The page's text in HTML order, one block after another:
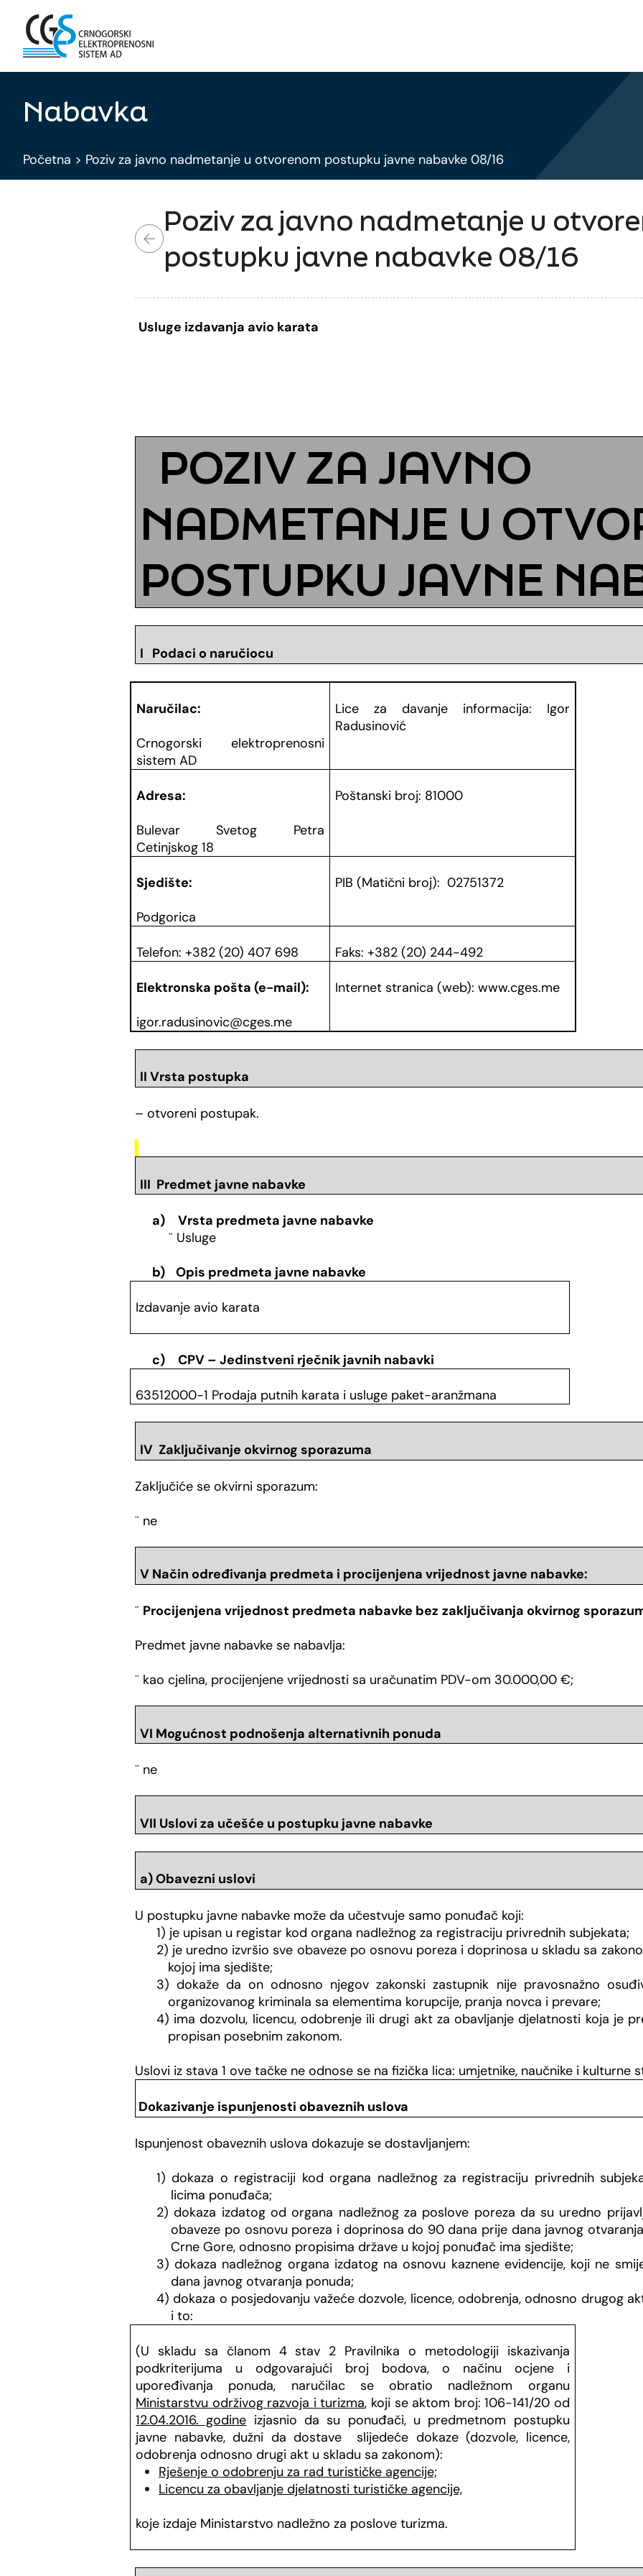
Nabavka
Početna > Poziv za javno nadmetanje u otvorenom postupku javne nabavke 08/16
Poziv za javno nadmetanje u
postupku javne nabavke 08/16
Usluge izdavanja avio karata
POZIVZA JAVNO
NADMETANJE U
POSTUPKU JAVNE
I Podaci o naručiocu
Naručilac:
Crnogorski elektroprenosni
sistem AD
Lice za davanje informacija: Igor
Radusinović
Adresa:
Bulevar Svetog Petra
Cetinjskog 18
Poštanski broj: 81000
Sjedište:
Podgorica
PIB (Matični broj):02751372
Telefon: +382 (20) 407 698 Faks:+382 (20) 244-492
Elektronska pošta (e-mail):
igor.radusinovic@cges.me
Internet stranica (web):www.cges.me
II Vrsta postupka
– otvoreni postupak.
III Predmet javne nabavke
a)
Vrsta predmeta javne nabavke
¨ Usluge
b)
Opis predmeta javne nabavke
Izdavanje avio karata
c) CPV – Jedinstveni rječnik javnih nabavki
63512000-1 Prodaja putnih karata i usluge paket-aranžmana
IV Zaključivanje okvirnog sporazuma
Zaključiće se okvirni sporazum:
¨ ne
V Način određivanja predmeta i procijenjena vrijednost javne nabavke:
¨ Procijenjena vrijednost predmeta nabavke bez zaključivanja okvirnog
Predmet javne nabavke se nabavlja:
¨ kao cjelina, procijenjene vrijednosti sa uračunatim PDV-om 30.000,00 €;
VI Mogućnost podnošenja alternativnih ponuda
¨ ne
VII Uslovi za učešće u postupku javne nabavke
a) Obavezni uslovi
U postupku javne nabavke može da učestvuje samo ponuđač koji:
1) je upisan u registar kod organa nadležnog za registraciju privrednih subjekata;
2) je uredno izvršio sve obaveze po osnovu poreza i doprinosa u skladu sa
kojoj ima sjedište;
3) dokaže da on odnosno njegov zakonski zastupnik nije pravosnažno
organizovanog kriminala sa elementima korupcije, pranja novca i prevare;
4) ima dozvolu, licencu, odobrenje ili drugi akt za obavljanje djelatnosti koja je
propisan posebnim zakonom.
Uslovi iz stava 1 ove tačke ne odnose se na fizička lica: umjetnike, naučnike i kulturne
Dokazivanje ispunjenosti obaveznih uslova
Ispunjenost obaveznih uslova dokazuje se dostavljanjem:
1) dokaza o registraciji kod organa nadležnog za registraciju privrednih
licima ponuđača;
2) dokaza izdatog od organa nadležnog za poslove poreza da su uredno
obaveze po osnovu poreza i doprinosa do 90 dana prije dana javnog
Crne Gore, odnosno propisima države u kojoj ponuđač ima sjedište;
3) dokaza nadležnog organa izdatog na osnovu kaznene evidencije, koji ne
dana javnog otvaranja ponuda;
4) dokaza o posjedovanju važeće dozvole, licence, odobrenja, odnosno drugog
i to:
(U skladu sa članom 4 stav 2 Pravilnika o metodologiji iskazivanja
podkriterijuma u odgovarajući broj bodova, o načinu ocjene i
upoređivanja ponuda, naručilac se obratio nadležnom organu
Ministarstvu održivog razvoja i turizma, koji se aktom broj: 106-141/20 od
12.04.2016. godine izjasnio da su ponuđači, u predmetnom postupku
javne nabavke, dužni da dostave slijedeće dokaze (dozvole, licence,
odobrenja odnosno drugi akt u skladu sa zakonom):
Rješenje o odobrenju za rad turističke agencije;
Licencu za obavljanje djelatnosti turističke agencije,
koje izdaje Ministarstvo nadležno za poslove turizma.